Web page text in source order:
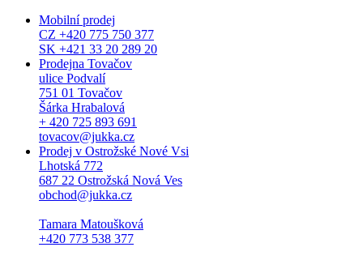
Mobilní prodej
CZ +420 775 750 377
SK +421 33 20 289 20
Prodejna Tovačov
ulice Podvalí
751 01 Tovačov
Šárka Hrabalová
+ 420 725 893 691
tovacov@jukka.cz
Prodej v Ostrožské Nové Vsi
Lhotská 772
687 22 Ostrožská Nová Ves
obchod@jukka.cz
Tamara Matoušková
+420 773 538 377